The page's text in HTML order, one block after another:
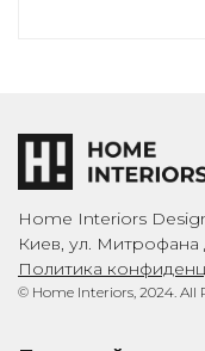
Home Interiors
Киев, ул. Митрофана
Политика
© Home Interiors, 2024. All